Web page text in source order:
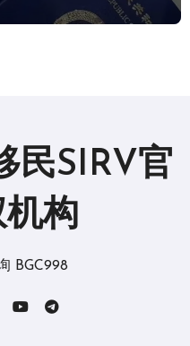
民SIRV官
构
BGC998